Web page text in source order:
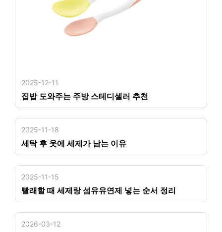
2025-12-11
집밥 도와주는 주방 스테디셀러 추천
2025-11-18
세탁 후 옷에 세제가 남는 이유
2025-11-15
빨래할 때 세제랑 섬유유연제 넣는 순서 정리
2026-03-12